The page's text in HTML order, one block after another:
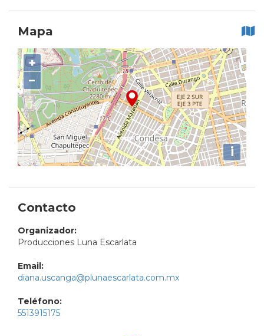
Mapa
+
−
i
Contacto
Organizador:
Producciones Luna Escarlata
Email:
diana.uscanga@plunaescarlata.com.mx
Teléfono:
5513915175